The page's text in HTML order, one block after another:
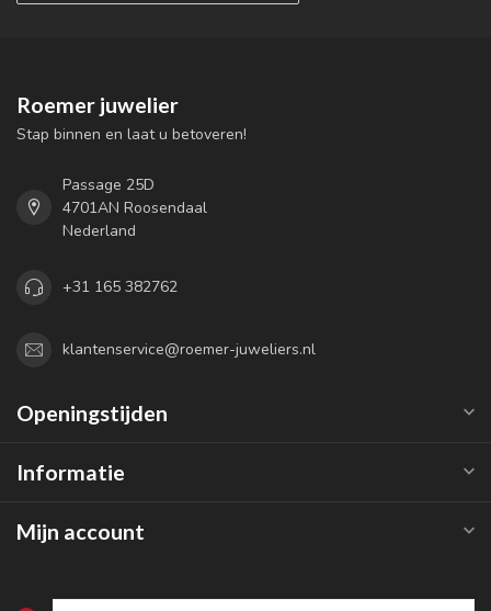
Roemer juwelier
Stap binnen en laat u betoveren!
Passage 25D
4701AN Roosendaal
Nederland
+31 165 382762
klantenservice@roemer-juweliers.nl
Openingstijden
Informatie
Mijn account